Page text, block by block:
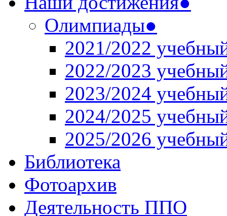
Олимпиады●
2021/2022
2022/2023
2023/2024
2024/2025
2025/2026
Библиотека
Фотоархив
Деятельность ППО